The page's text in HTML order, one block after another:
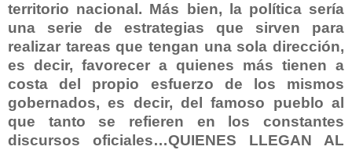
territorio nacional. Más bien, la política sería
una serie de estrategias que sirven para
realizar tareas que tengan una sola dirección,
es decir, favorecer a quienes más tienen a
costa del propio esfuerzo de los mismos
gobernados, es decir, del famoso pueblo al
que tanto se refieren en los constantes
discursos oficiales…QUIENES LLEGAN AL